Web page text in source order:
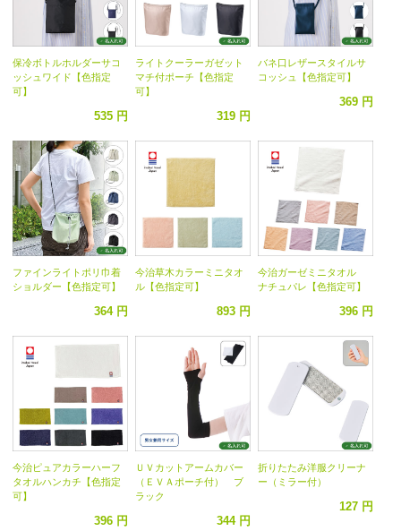
保冷ボトルホルダーサコ
ッシュワイド【色指定
可】
535 円
ライトクーラーガゼット
マチ付ポーチ【色指定
可】
319 円
バネ口レザースタイルサ
コッシュ【色指定可】
369 円
ファインライトポリ巾着
ショルダー【色指定可】
364 円
今治草木カラーミニタオ
ル【色指定可】
893 円
今治ガーゼミニタオル
ナチュパレ【色指定可】
396 円
今治ピュアカラーハーフ
タオルハンカチ【色指定
可】
396 円
ＵＶカットアームカバー
（ＥＶＡポーチ付） ブ
ラック
344 円
折りたたみ洋服クリーナ
ー（ミラー付）
127 円